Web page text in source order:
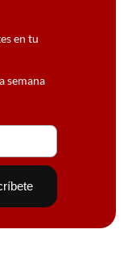
en tu
semana